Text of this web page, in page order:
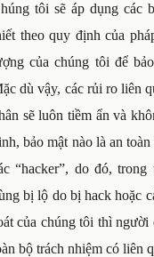
tôi sẽ áp dụng các
theo quy định của
của chúng tôi để
dù vậy, các rủi ro liên
sẽ luôn tiềm ẩn và
bảo mật nào là an
“hacker”, do đó,
bị lộ do bị hack hoặc
của chúng tôi thì
bộ trách nhiệm có liên